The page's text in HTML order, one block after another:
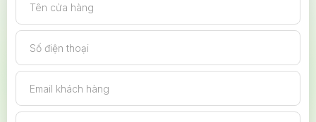
Tên cửa hàng
Số điện thoại
Email khách hàng